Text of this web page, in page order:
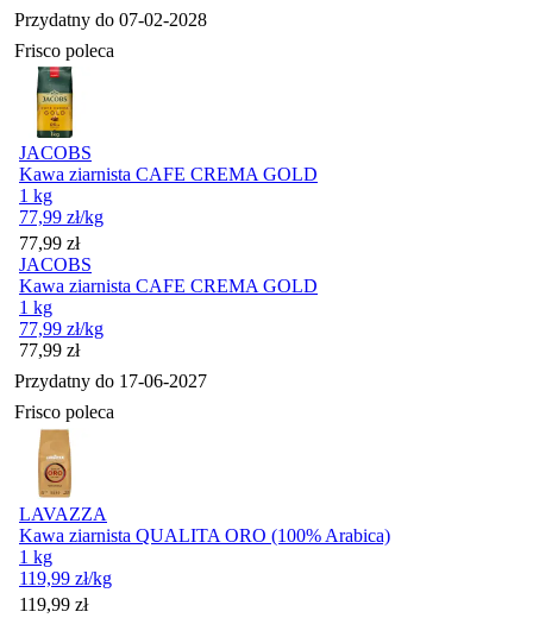
Przydatny do 07-02-2028
Frisco poleca
JACOBS
Kawa ziarnista CAFE CREMA GOLD
1 kg
77,99 zł/kg
Cena
77,99 zł
JACOBS
Kawa ziarnista CAFE CREMA GOLD
1 kg
77,99 zł/kg
Cena
77,99 zł
Przydatny do 17-06-2027
Frisco poleca
LAVAZZA
Kawa ziarnista QUALITA ORO (100% Arabica)
1 kg
119,99 zł/kg
Cena
119,99 zł